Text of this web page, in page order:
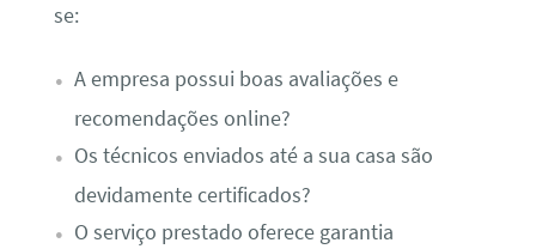
se:
A empresa possui boas avaliações e
recomendações online?
Os técnicos enviados até a sua casa são
devidamente certificados?
O serviço prestado oferece garantia